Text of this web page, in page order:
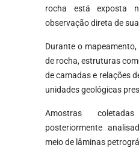
rocha está exposta
observação direta de
Durante o
de rocha, estruturas
de camadas e relações
unidades geológicas
Amostras
posteriormente
meio de lâminas